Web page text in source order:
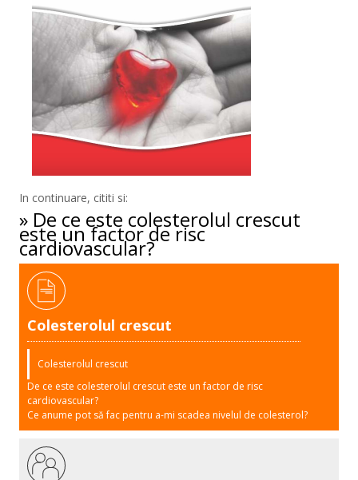
In continuare, cititi si:
» De ce este colesterolul crescut
este un factor de risc
cardiovascular?
Colesterolul crescut
Colesterolul crescut
De ce este colesterolul crescut este un factor de risc
cardiovascular?
Ce anume pot să fac pentru a-mi scadea nivelul de colesterol?